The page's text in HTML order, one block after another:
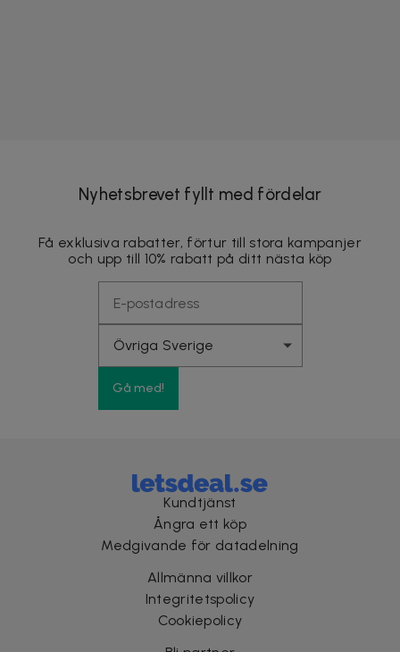
Nyhetsbrevet fyllt med fördelar
Få exklusiva rabatter, förtur till stora kampanjer
och upp till 10% rabatt på ditt nästa köp
Gå med!
Kundtjänst
Ångra ett köp
Medgivande för datadelning
Allmänna villkor
Integritetspolicy
Cookiepolicy